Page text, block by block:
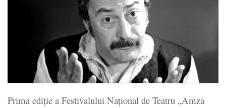
Prima ediție a Festivalului Național de Teatru „Amza